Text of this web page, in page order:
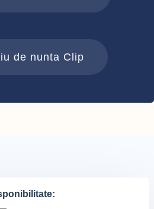
de nunta Clip